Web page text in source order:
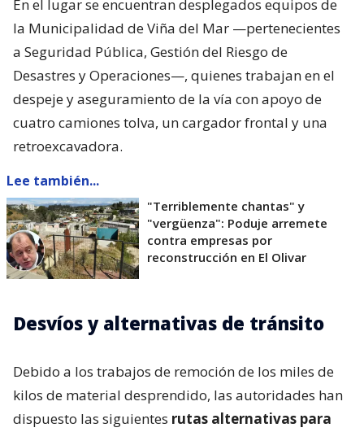
En el lugar se encuentran desplegados equipos de
la Municipalidad de Viña del Mar —pertenecientes
a Seguridad Pública, Gestión del Riesgo de
Desastres y Operaciones—, quienes trabajan en el
despeje y aseguramiento de la vía con apoyo de
cuatro camiones tolva, un cargador frontal y una
retroexcavadora.
Lee también...
"Terriblemente chantas" y
"vergüenza": Poduje arremete
contra empresas por
reconstrucción en El Olivar
Desvíos y alternativas de tránsito
Debido a los trabajos de remoción de los miles de
kilos de material desprendido, las autoridades han
dispuesto las siguientes rutas alternativas para